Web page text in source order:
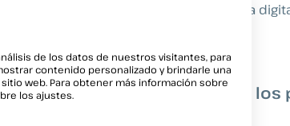
como un miembro activo en la era
cambios legislativos son:
en las obligaciones de
de los datos de nuestros visitantes, para
contenido personalizado y brindarle una
web. Para obtener más información sobre
los ajustes.